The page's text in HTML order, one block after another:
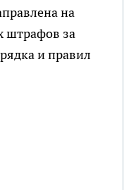
на
штрафов за
и правил